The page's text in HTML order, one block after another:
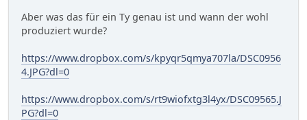
Aber was das für ein Ty genau ist und wann der wohl
produziert wurde?
https://www.dropbox.com/s/kpyqr5qmya707la/DSC0956
4.JPG?dl=0
https://www.dropbox.com/s/rt9wiofxtg3l4yx/DSC09565.J
PG?dl=0